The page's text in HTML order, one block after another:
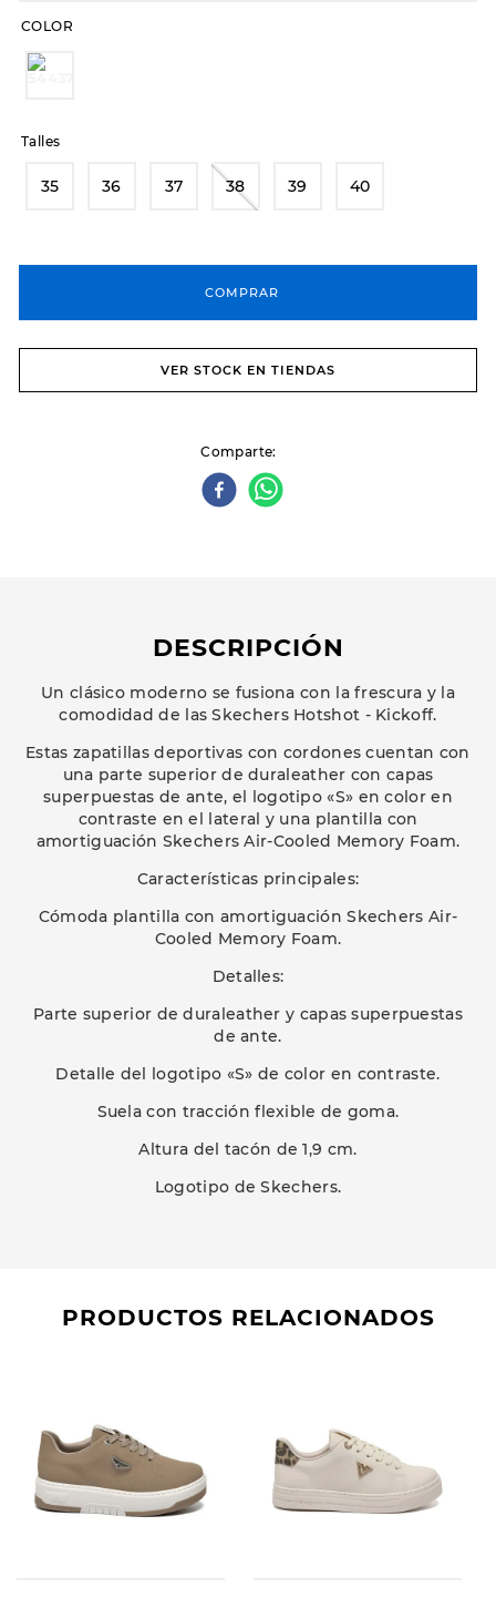
COLOR
Talles
35 36 37 38 39 40
COMPRAR
VER STOCK EN TIENDAS
Comparte
DESCRIPCIÓN
Un clásico moderno se fusiona con la frescura y la
comodidad de las Skechers Hotshot - Kickoff.
Estas zapatillas deportivas con cordones cuentan con
una parte superior de duraleather con capas
superpuestas de ante, el logotipo «S» en color en
contraste en el lateral y una plantilla con
amortiguación Skechers Air-Cooled Memory Foam.
Características principales:
Cómoda plantilla con amortiguación Skechers Air-
Cooled Memory Foam.
Detalles:
Parte superior de duraleather y capas superpuestas
de ante.
Detalle del logotipo «S» de color en contraste.
Suela con tracción flexible de goma.
Altura del tacón de 1,9 cm.
Logotipo de Skechers.
PRODUCTOS RELACIONADOS